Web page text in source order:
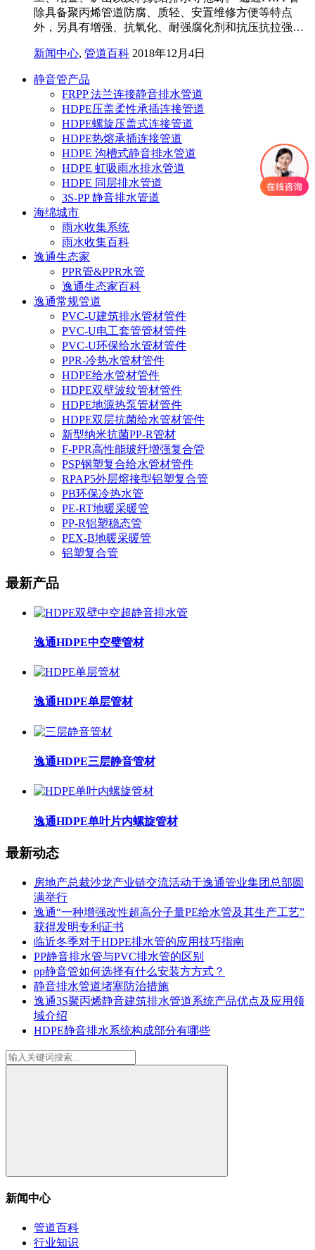
除具备聚丙烯管道防腐、质轻、安置维修方便等特点
外，另具有增强、抗氧化、耐强腐化剂和抗压抗拉强…
新闻中心, 管道百科 2018年12月4日
静音管产品
FRPP 法兰连接静音排水管道
HDPE压盖柔性承插连接管道
HDPE螺旋压盖式连接管道
HDPE热熔承插连接管道
HDPE 沟槽式静音排水管道
HDPE 虹吸雨水排水管道
HDPE 同层排水管道
3S-PP 静音排水管道
海绵城市
雨水收集系统
雨水收集百科
逸通生态家
PPR管&PPR水管
逸通生态家百科
逸通常规管道
PVC-U建筑排水管材管件
PVC-U电工套管管材管件
PVC-U环保给水管材管件
PPR-冷热水管材管件
HDPE给水管材管件
HDPE双壁波纹管材管件
HDPE地源热泵管材管件
HDPE双层抗菌给水管材管件
新型纳米抗菌PP-R管材
F-PPR高性能玻纤增强复合管
PSP钢塑复合给水管材管件
RPAP5外层熔接型铝塑复合管
PB环保冷热水管
PE-RT地暖采暖管
PP-R铝塑稳态管
PEX-B地暖采暖管
铝塑复合管
最新产品
逸通HDPE中空璧管材
逸通HDPE单层管材
逸通HDPE三层静音管材
逸通HDPE单叶片内螺旋管材
最新动态
房地产总裁沙龙产业链交流活动于逸通管业集团总部圆
满举行
逸通“一种增强改性超高分子量PE给水管及其生产工艺”
获得发明专利证书
临近冬季对于HDPE排水管的应用技巧指南
PP静音排水管与PVC排水管的区别
pp静音管如何选择有什么安装方方式？
静音排水管道堵塞防治措施
逸通3S聚丙烯静音建筑排水管道系统产品优点及应用领
域介绍
HDPE静音排水系统构成部分有哪些
新闻中心
管道百科
行业知识